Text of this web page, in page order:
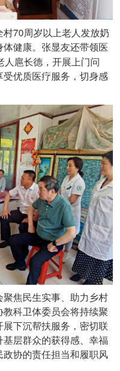
村70周岁以上老人发放奶
健康。张显友还带领医
人扈长德，开展上门问
优质医疗服务，切身感
焦民生实事、助力乡村
科卫体委员会将持续聚
下沉帮扶服务，密切联
层群众的获得感、幸福
协的责任担当和履职风